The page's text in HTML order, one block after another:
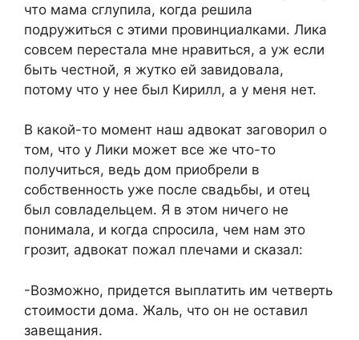
что мама сглупила, когда решила
подружиться с этими провинциалками. Лика
совсем перестала мне нравиться, а уж если
быть честной, я жутко ей завидовала,
потому что у нее был Кирилл, а у меня нет.
В какой-то момент наш адвокат заговорил о
том, что у Лики может все же что-то
получиться, ведь дом приобрели в
собственность уже после свадьбы, и отец
был совладельцем. Я в этом ничего не
понимала, и когда спросила, чем нам это
грозит, адвокат пожал плечами и сказал:
-Возможно, придется выплатить им четверть
стоимости дома. Жаль, что он не оставил
завещания.